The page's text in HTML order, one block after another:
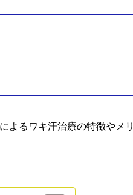
るワキ汗治療の特徴やメ